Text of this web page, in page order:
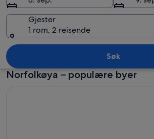
Gjester
1 rom, 2 reisende
Søk
Norfolkøya – populære byer